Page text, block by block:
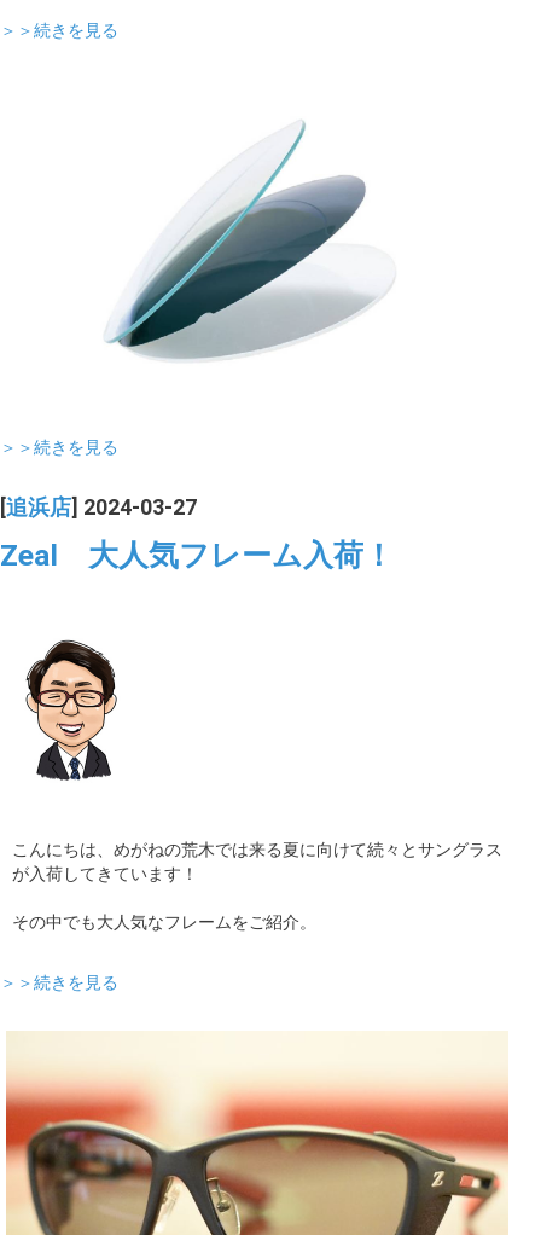
＞＞続きを見る
＞＞続きを見る
追浜店 ] 2024-03-27
Zeal 大人気フレーム入荷！
こんにちは、めがねの荒木では来る夏に向けて続々とサングラス
が入荷してきています！
その中でも大人気なフレームをご紹介。
＞＞続きを見る